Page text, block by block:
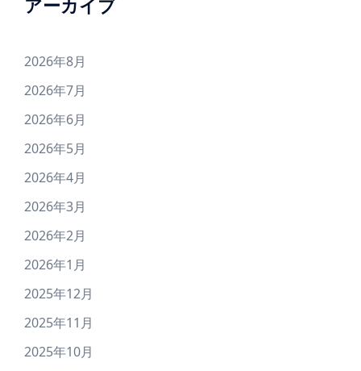
アーカイブ
2026年8月
2026年7月
2026年6月
2026年5月
2026年4月
2026年3月
2026年2月
2026年1月
2025年12月
2025年11月
2025年10月